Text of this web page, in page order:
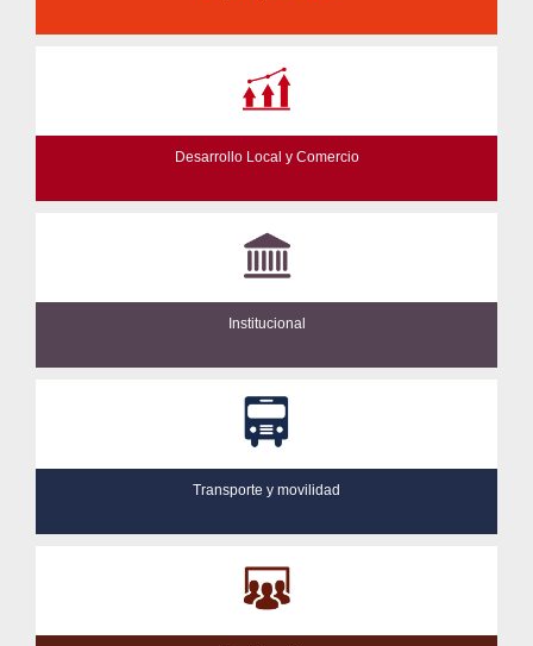
Desarrollo Local y Comercio
Institucional
Transporte y movilidad